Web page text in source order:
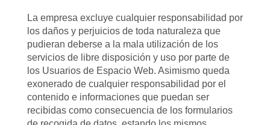
La empresa excluye cualquier responsabilidad por
los daños y perjuicios de toda naturaleza que
pudieran deberse a la mala utilización de los
servicios de libre disposición y uso por parte de
los Usuarios de Espacio Web. Asimismo queda
exonerado de cualquier responsabilidad por el
contenido e informaciones que puedan ser
recibidas como consecuencia de los formularios